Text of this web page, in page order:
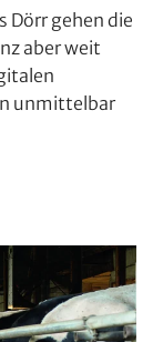
Dörr gehen die
aber weit
unmittelbar